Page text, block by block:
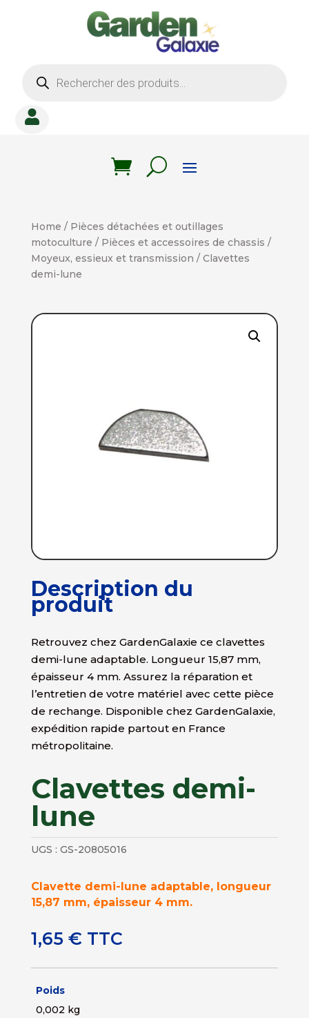
produits

Home / Pièces détachées et outillages
motoculture / Pièces et accessoires de chassis /
Moyeux, essieux et transmission / Clavettes
demi-lune
Description du
produit
Retrouvez chez GardenGalaxie ce clavettes
demi-lune adaptable. Longueur 15,87 mm,
épaisseur 4 mm. Assurez la réparation et
l’entretien de votre matériel avec cette pièce
de rechange. Disponible chez GardenGalaxie,
expédition rapide partout en France
métropolitaine.
Clavettes demi-
lune
UGS : GS-20805016
Clavette demi-lune adaptable, longueur
15,87 mm, épaisseur 4 mm.
1,65 € TTC
Poids
0,002 kg